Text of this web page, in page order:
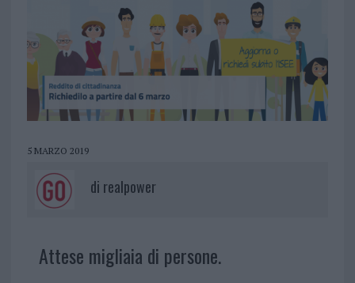
5 MARZO 2019
di realpower
Attese migliaia di persone.